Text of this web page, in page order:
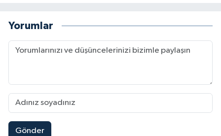
Yorumlar
Gönder